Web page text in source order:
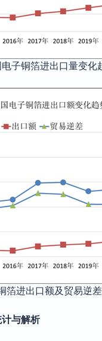
电子铜箔进出口量变化
箔进出口额及贸易逆
与解析